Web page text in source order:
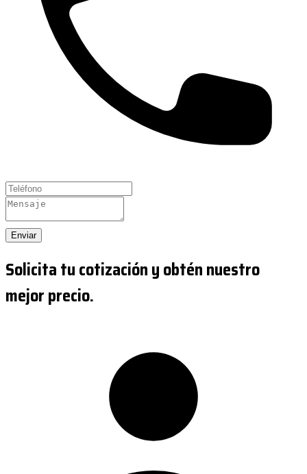
Enviar
Solicita tu cotización y obtén nuestro
mejor precio.